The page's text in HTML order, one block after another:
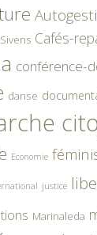
Cafés-
conférence-
danse
Economie
justice
Marinaleda